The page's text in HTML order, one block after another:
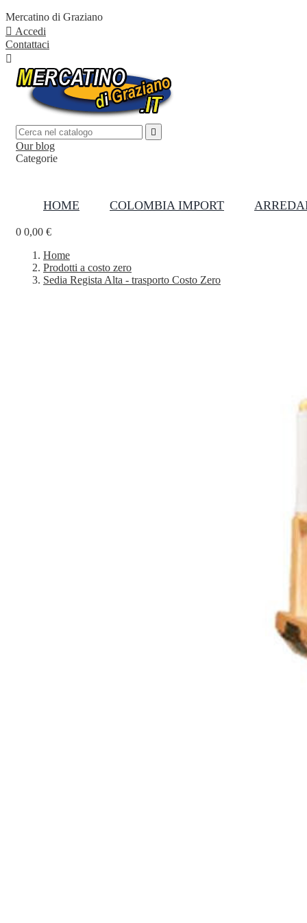
Mercatino di Graziano
 Accedi
Contattaci


Our blog
Categorie
HOME COLOMBIA IMPORT
0 0,00 €
Home
Prodotti a costo zero
Sedia Regista Alta - trasporto Costo Zero